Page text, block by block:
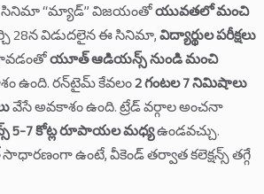
సినిమా “మ్యాడ్” విజయంతోయువతలో మంచి
28న విడుదలైన ఈ సినిమా,విద్యార్థుల పరీక్షలు
యూత్ ఆడియన్స్ నుండి మంచి
ఉంది. రన్‌టైమ్ కేవలం2 గంటల 7 నిమిషాలు
వేసే అవకాశం ఉంది. ట్రేడ్ వర్గాల అంచనా
5-7 కోట్ల రూపాయల మధ్యఉండవచ్చు.
సాధారణంగా ఉంటే, వీకెండ్ తర్వాత కలెక్షన్స్ తగ్గే